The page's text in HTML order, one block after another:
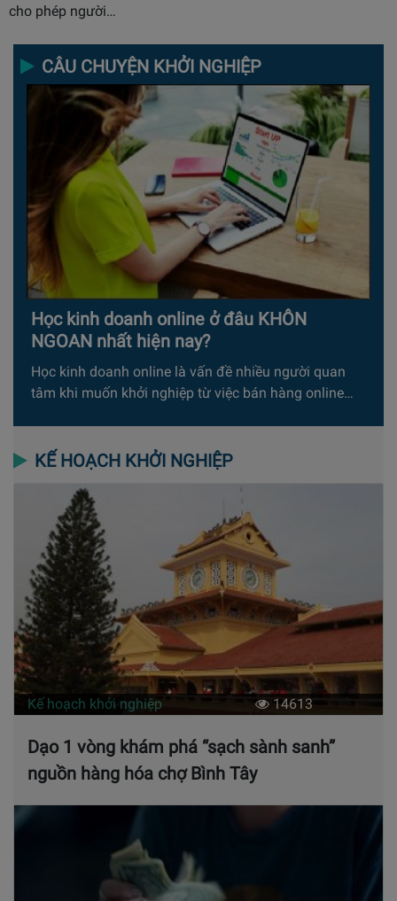
cho phép người…
CÂU CHUYỆN KHỞI NGHIỆP
Học kinh doanh online ở đâu KHÔN
NGOAN nhất hiện nay?
Học kinh doanh online là vấn đề nhiều người quan
tâm khi muốn khởi nghiệp từ việc bán hàng online…
KẾ HOẠCH KHỞI NGHIỆP
Kế hoạch khởi nghiệp 14613
Dạo 1 vòng khám phá “sạch sành sanh”
nguồn hàng hóa chợ Bình Tây